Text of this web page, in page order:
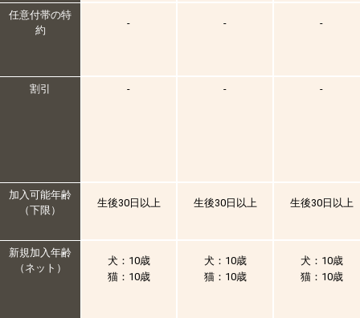
任意付帯の特
約
- - -
割引 - - -
加入可能年齢
（下限）
生後30日以上 生後30日以上 生後30日以上
新規加入年齢
（ネット）
犬：10歳
猫：10歳
犬：10歳
猫：10歳
犬：10歳
猫：10歳